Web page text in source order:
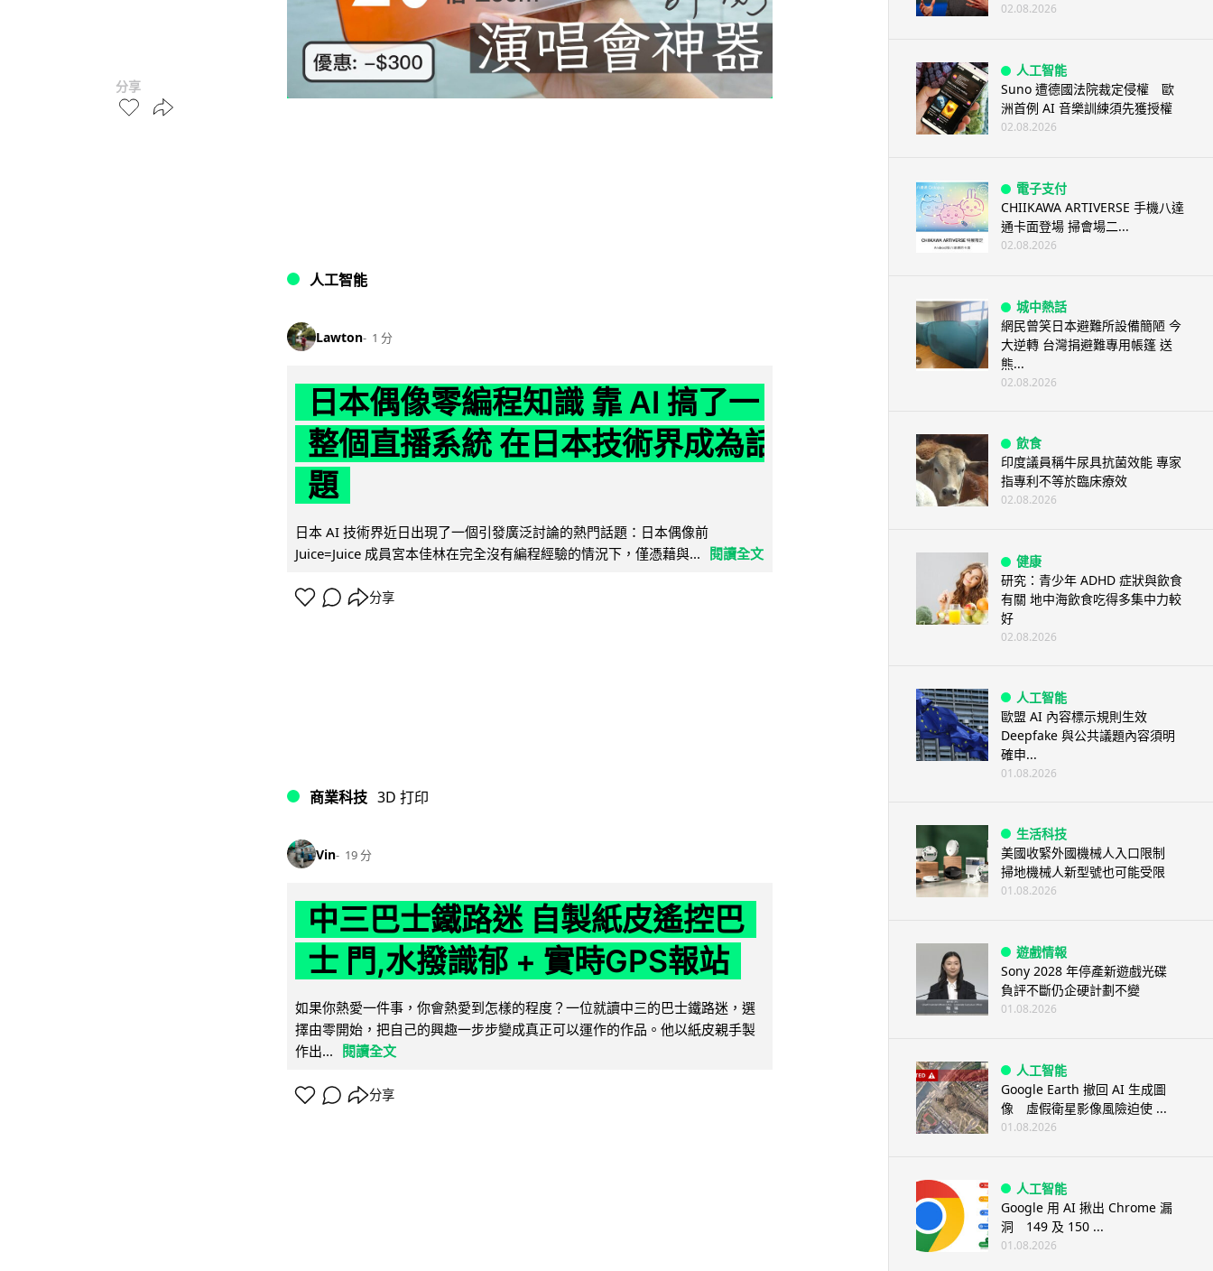
分享
人工智能
Lawton 1 分
日本偶像零編程知識 靠 AI 搞了一
整個直播系統 在日本技術界成為話
題
日本 AI 技術界近日出現了一個引發廣泛討論的熱門話題：日本偶像前
Juice=Juice 成員宮本佳林在完全沒有編程經驗的情況下，僅憑藉與...
閱讀全文
分享
商業科技 3D 打印
Vin 19 分
中三巴士鐵路迷 自製紙皮遙控巴
士 門,水撥識郁 + 實時GPS報站
如果你熱愛一件事，你會熱愛到怎樣的程度？一位就讀中三的巴士鐵路迷，選
擇由零開始，把自己的興趣一步步變成真正可以運作的作品。他以紙皮親手製
作出...
閱讀全文
分享
02.08.2026
人工智能
Suno 遭德國法院裁定侵權 歐
洲首例 AI 音樂訓練須先獲授權
02.08.2026
電子支付
CHIIKAWA ARTIVERSE 手機八達
通卡面登場 掃會場二...
02.08.2026
城中熱話
網民曾笑日本避難所設備簡陋 今
大逆轉 台灣捐避難專用帳篷 送
熊...
02.08.2026
飲食
印度議員稱牛尿具抗菌效能 專家
指專利不等於臨床療效
02.08.2026
健康
研究：青少年 ADHD 症狀與飲食
有關 地中海飲食吃得多集中力較
好
02.08.2026
人工智能
歐盟 AI 內容標示規則生效
Deepfake 與公共議題內容須明
確申...
01.08.2026
生活科技
美國收緊外國機械人入口限制
掃地機械人新型號也可能受限
01.08.2026
遊戲情報
Sony 2028 年停產新遊戲光碟
負評不斷仍企硬計劃不變
01.08.2026
人工智能
Google Earth 撤回 AI 生成圖
像 虛假衛星影像風險迫使 ...
01.08.2026
人工智能
Google 用 AI 揪出 Chrome 漏
洞 149 及 150 ...
01.08.2026